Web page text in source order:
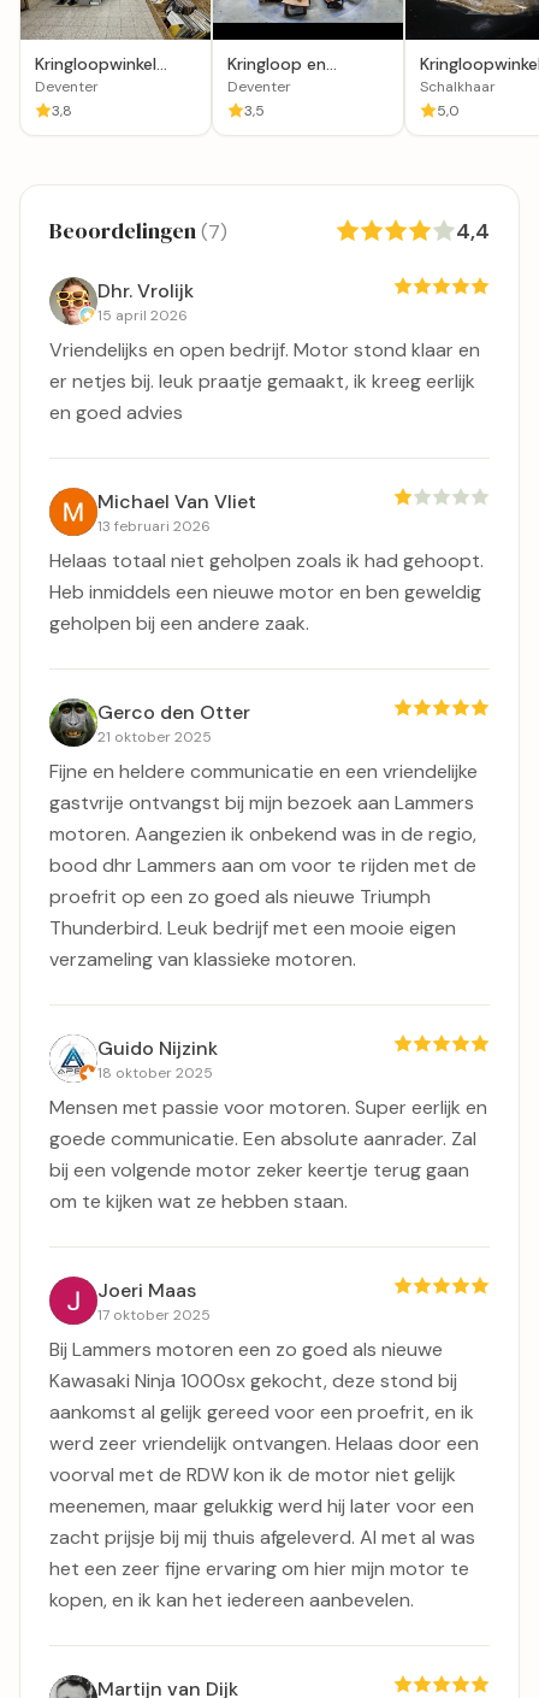
Kringloopwinkel
RataPlan Deventer
Deventer
3,8
Kringloop en
woningontruiming
De Cirkel Deventer
Deventer
3,5
ik mooi vind in
Schalkhaar
Schalkhaar
5,0
Beoordelingen(7) 4,4
Dhr. Vrolijk
15 april 2026
Vriendelijks en open bedrijf. Motor stond klaar en
er netjes bij. leuk praatje gemaakt, ik kreeg eerlijk
en goed advies
Michael Van Vliet
13 februari 2026
Helaas totaal niet geholpen zoals ik had gehoopt.
Heb inmiddels een nieuwe motor en ben geweldig
geholpen bij een andere zaak.
Gerco den Otter
21 oktober 2025
Fijne en heldere communicatie en een vriendelijke
gastvrije ontvangst bij mijn bezoek aan Lammers
motoren. Aangezien ik onbekend was in de regio,
bood dhr Lammers aan om voor te rijden met de
proefrit op een zo goed als nieuwe Triumph
Thunderbird. Leuk bedrijf met een mooie eigen
verzameling van klassieke motoren.
Guido Nijzink
18 oktober 2025
Mensen met passie voor motoren. Super eerlijk en
goede communicatie. Een absolute aanrader. Zal
bij een volgende motor zeker keertje terug gaan
om te kijken wat ze hebben staan.
Joeri Maas
17 oktober 2025
Bij Lammers motoren een zo goed als nieuwe
Kawasaki Ninja 1000sx gekocht, deze stond bij
aankomst al gelijk gereed voor een proefrit, en ik
werd zeer vriendelijk ontvangen. Helaas door een
voorval met de RDW kon ik de motor niet gelijk
meenemen, maar gelukkig werd hij later voor een
zacht prijsje bij mij thuis afgeleverd. Al met al was
het een zeer fijne ervaring om hier mijn motor te
kopen, en ik kan het iedereen aanbevelen.
Martijn van Dijk